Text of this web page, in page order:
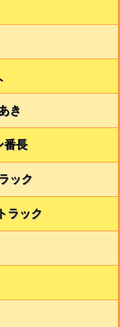
き
番長
ック
ラック